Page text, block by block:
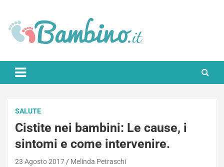
content
Bambino.it
SALUTE
Cistite nei bambini: Le cause, i
sintomi e come intervenire.
23 Agosto 2017 Melinda Petraschi